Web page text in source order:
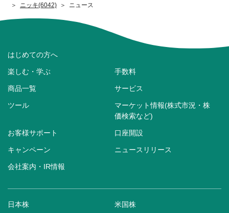
ニッキ(6042)
ニュース
はじめての方へ
楽しむ・学ぶ 手数料
商品一覧 サービス
ツール
マーケット情報(株式市況・株
価検索など)
お客様サポート 口座開設
キャンペーン ニュースリリース
会社案内・IR情報
日本株 米国株